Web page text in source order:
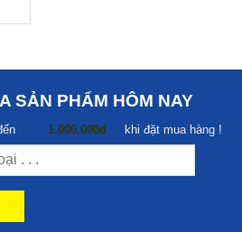
SẢN PHẨM HÔM NAY
1.000.000đ khi đặt mua hàng !